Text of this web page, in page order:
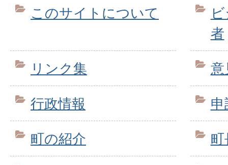
このサイトについて
者
リンク集 意
行政情報
町の紹介 町